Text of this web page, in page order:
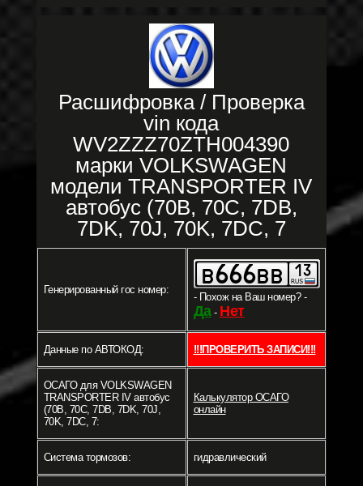
Расшифровка / Проверка
vin кода
WV2ZZZ70ZTH004390
марки VOLKSWAGEN
модели TRANSPORTER IV
автобус (70B, 70C, 7DB,
7DK, 70J, 70K, 7DC, 7
Генерированный гос номер:
- Похож на Ваш номер? -
Да- Нет
Данные по АВТОКОД: !!!ПРОВЕРИТЬ ЗАПИСИ!!!
ОСАГО для VOLKSWAGEN
TRANSPORTER IV автобус
(70B, 70C, 7DB, 7DK, 70J,
70K, 7DC, 7:
Калькулятор ОСАГО
онлайн
Система тормозов: гидравлический